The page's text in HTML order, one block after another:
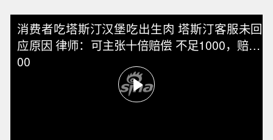
消费者吃塔斯汀汉堡吃出生肉 塔斯汀客服未回
应原因 律师：可主张十倍赔偿 不足1000，赔10
00